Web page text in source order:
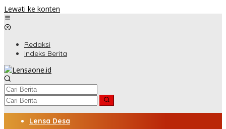
Lewati ke konten
Redaksi
Indeks Berita
Lensa Desa